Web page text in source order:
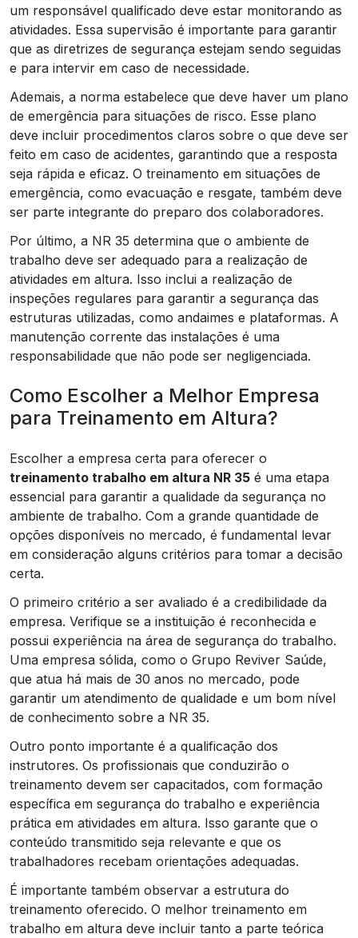
um responsável qualificado deve estar monitorando as
atividades. Essa supervisão é importante para garantir
que as diretrizes de segurança estejam sendo seguidas
e para intervir em caso de necessidade.
Ademais, a norma estabelece que deve haver um plano
de emergência para situações de risco. Esse plano
deve incluir procedimentos claros sobre o que deve ser
feito em caso de acidentes, garantindo que a resposta
seja rápida e eficaz. O treinamento em situações de
emergência, como evacuação e resgate, também deve
ser parte integrante do preparo dos colaboradores.
Por último, a NR 35 determina que o ambiente de
trabalho deve ser adequado para a realização de
atividades em altura. Isso inclui a realização de
inspeções regulares para garantir a segurança das
estruturas utilizadas, como andaimes e plataformas. A
manutenção corrente das instalações é uma
responsabilidade que não pode ser negligenciada.
Como Escolher a Melhor Empresa
para Treinamento em Altura?
Escolher a empresa certa para oferecer o
treinamento trabalho em altura NR 35 é uma etapa
essencial para garantir a qualidade da segurança no
ambiente de trabalho. Com a grande quantidade de
opções disponíveis no mercado, é fundamental levar
em consideração alguns critérios para tomar a decisão
certa.
O primeiro critério a ser avaliado é a credibilidade da
empresa. Verifique se a instituição é reconhecida e
possui experiência na área de segurança do trabalho.
Uma empresa sólida, como o Grupo Reviver Saúde,
que atua há mais de 30 anos no mercado, pode
garantir um atendimento de qualidade e um bom nível
de conhecimento sobre a NR 35.
Outro ponto importante é a qualificação dos
instrutores. Os profissionais que conduzirão o
treinamento devem ser capacitados, com formação
específica em segurança do trabalho e experiência
prática em atividades em altura. Isso garante que o
conteúdo transmitido seja relevante e que os
trabalhadores recebam orientações adequadas.
É importante também observar a estrutura do
treinamento oferecido. O melhor treinamento em
trabalho em altura deve incluir tanto a parte teórica